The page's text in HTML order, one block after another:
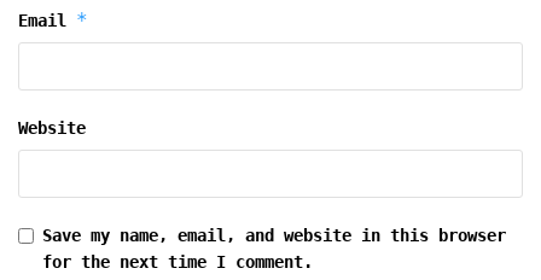
Email *
Website
Save my name, email, and website in this browser
for the next time I comment.